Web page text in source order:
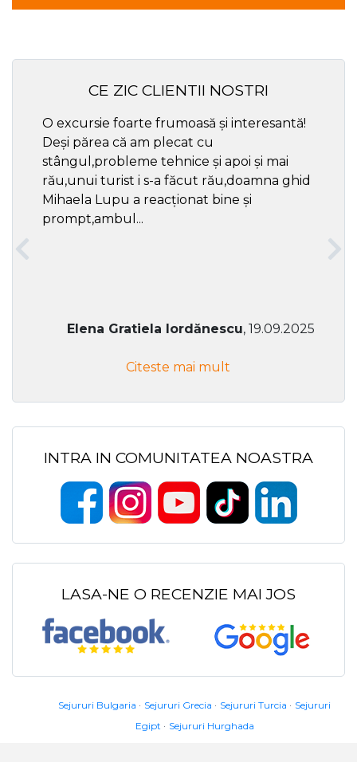
CE ZIC CLIENTII NOSTRI
O excursie foarte frumoasă și interesantă!
Deși părea că am plecat cu
stângul,probleme tehnice și apoi și mai
rău,unui turist i s-a făcut rău,doamna ghid
Mihaela Lupu a reacționat bine și
prompt,ambul...
Elena Gratiela Iordănescu, 19.09.2025
Citeste mai mult
INTRA IN COMUNITATEA NOASTRA
LASA-NE O RECENZIE MAI JOS
Sejururi Bulgaria Sejururi Grecia Sejururi Turcia
Sejururi
Egipt
Sejururi Hurghada